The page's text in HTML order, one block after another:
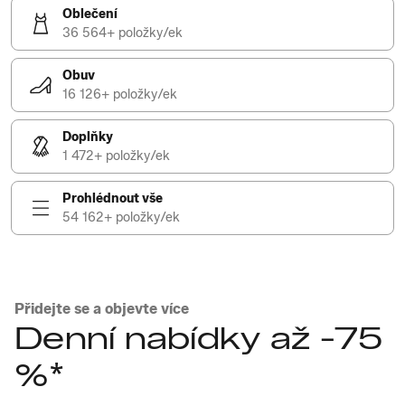
Oblečení
36 564+ položky/ek
Obuv
16 126+ položky/ek
Doplňky
1 472+ položky/ek
Prohlédnout vše
54 162+ položky/ek
Přidejte se a objevte více
Denní nabídky až -75
%*